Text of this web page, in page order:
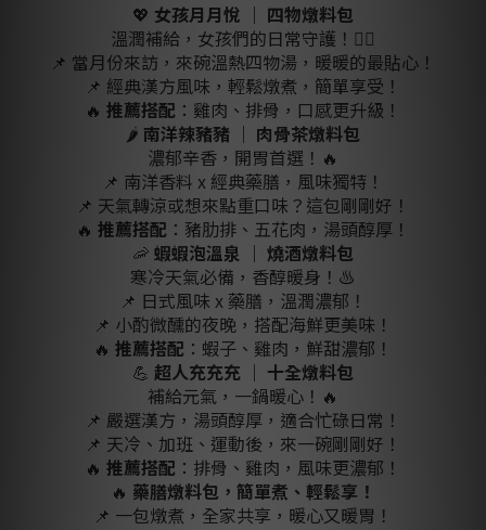
💖 女孩月月悅 ｜ 四物燉料包
溫潤補給，女孩們的日常守護！💆‍♀️
📌 當月份來訪，來碗溫熱四物湯，暖暖的最貼心！
📌 經典漢方風味，輕鬆燉煮，簡單享受！
🔥 推薦搭配 ：雞肉、排骨，口感更升級！
🌶 南洋辣豬豬 ｜ 肉骨茶燉料包
濃郁辛香，開胃首選！🔥
📌 南洋香料 x 經典藥膳，風味獨特！
📌 天氣轉涼或想來點重口味？這包剛剛好！
🔥 推薦搭配 ：豬肋排、五花肉，湯頭醇厚！
🦐 蝦蝦泡溫泉 ｜ 燒酒燉料包
寒冷天氣必備，香醇暖身！♨
📌 日式風味 x 藥膳，溫潤濃郁！
📌 小酌微醺的夜晚，搭配海鮮更美味！
🔥 推薦搭配 ：蝦子、雞肉，鮮甜濃郁！
💪 超人充充充 ｜ 十全燉料包
補給元氣，一鍋暖心！🔥
📌 嚴選漢方，湯頭醇厚，適合忙碌日常！
📌 天冷、加班、運動後，來一碗剛剛好！
🔥 推薦搭配 ：排骨、雞肉，風味更濃郁！
🔥 藥膳燉料包，簡單煮、輕鬆享！
📌 一包燉煮，全家共享，暖心又暖胃！